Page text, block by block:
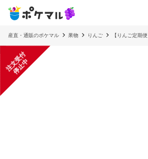
産直・通販のポケマル 果物 りんご 【りんご定期
注
文
受
付
停
止
中